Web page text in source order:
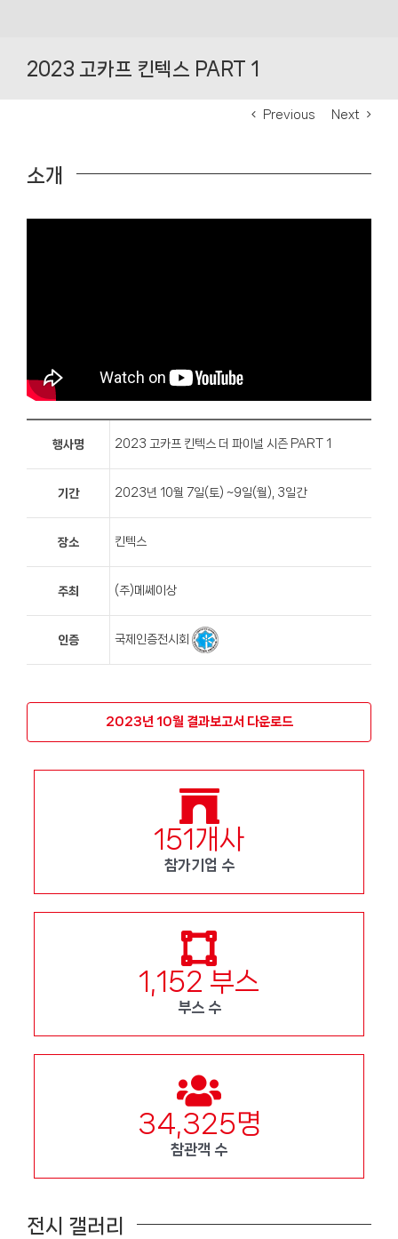
content2023 고카프 킨텍스 PART 1
Previous Next
소개
행사명 2023 고카프 킨텍스 더 파이널 시즌 PART 1
기간 2023년 10월 7일(토) ~9일(월), 3일간
장소 킨텍스
주최 (주)메쎄이상
인증 국제인증전시회
2023년 10월 결과보고서 다운로드
151 개사
참가기업 수
1,152 부스
부스 수
34,325명
참관객 수
전시 갤러리